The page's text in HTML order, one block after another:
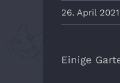
26. April 2021
Einige